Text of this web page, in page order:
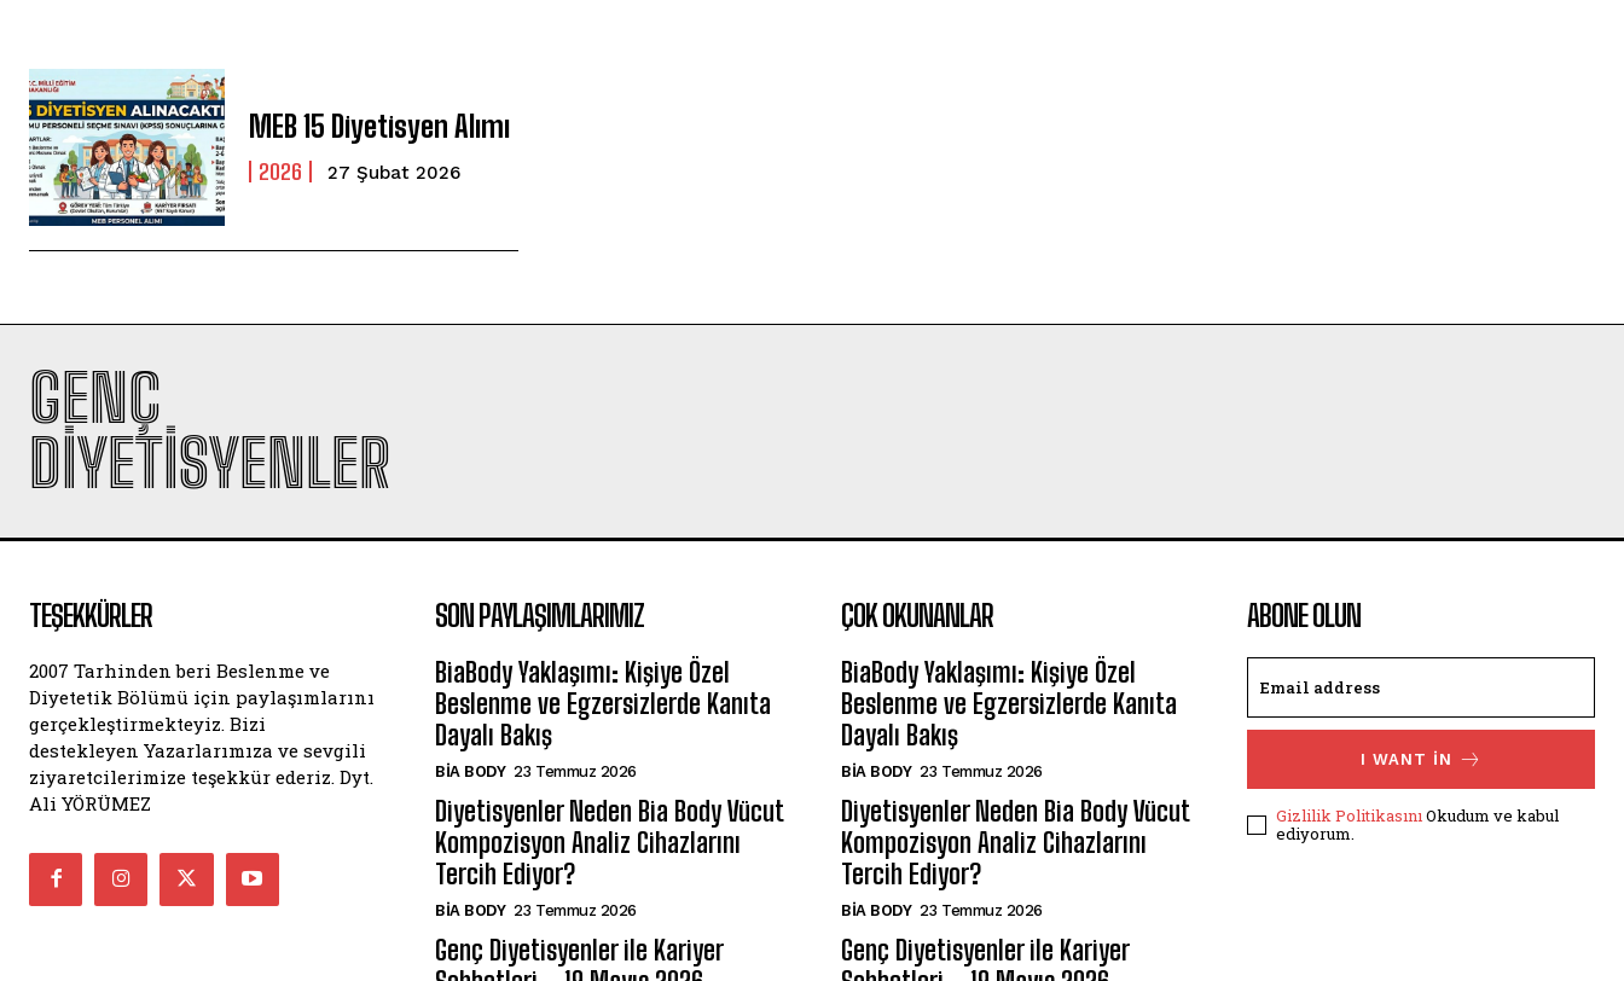
MEB 15 Diyetisyen Alımı
2026 27 Şubat 2026
GENÇ
DIYETISYENLER
TEŞEKKÜRLER
2007 Tarhinden beri Beslenme ve
Diyetetik Bölümü için paylaşımlarını
gerçekleştirmekteyiz. Bizi
destekleyen Yazarlarımıza ve sevgili
ziyaretcilerimize teşekkür ederiz. Dyt.
Ali YÖRÜMEZ
SON PAYLAŞIMLARIMIZ
BiaBody Yaklaşımı: Kişiye Özel
Beslenme ve Egzersizlerde Kanıta
Dayalı Bakış
BIA BODY 23 Temmuz 2026
Diyetisyenler Neden Bia Body Vücut
Kompozisyon Analiz Cihazlarını
Tercih Ediyor?
BIA BODY 23 Temmuz 2026
Genç Diyetisyenler ile Kariyer
ÇOK OKUNANLAR
BiaBody Yaklaşımı: Kişiye Özel
Beslenme ve Egzersizlerde Kanıta
Dayalı Bakış
BIA BODY 23 Temmuz 2026
Diyetisyenler Neden Bia Body Vücut
Kompozisyon Analiz Cihazlarını
Tercih Ediyor?
BIA BODY 23 Temmuz 2026
Genç Diyetisyenler ile Kariyer
ABONE OLUN
I WANT IN
Gizlilik PolitikasınıOkudum ve kabul
ediyorum.